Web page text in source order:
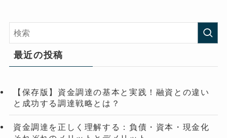
最近の投稿
【保存版】資金調達の基本と実践！融資との違い
と成功する調達戦略とは？
資金調達を正しく理解する：負債・資本・現金化